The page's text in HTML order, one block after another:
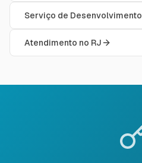
Serviço de Desenvolvimento
Atendimento no RJ